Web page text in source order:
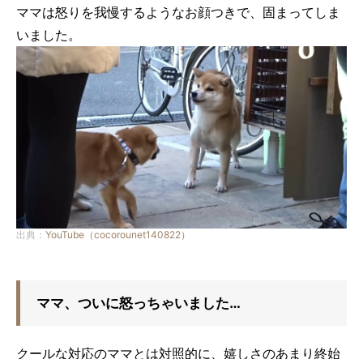
ママは怒りを我慢するようなお顔つきで、固まってしま
いました。
出典： YouTube（cocorounet140822）
ママ、ついに怒っちゃいました…
クールな対応のママとは対照的に、嬉しさのあまり終始